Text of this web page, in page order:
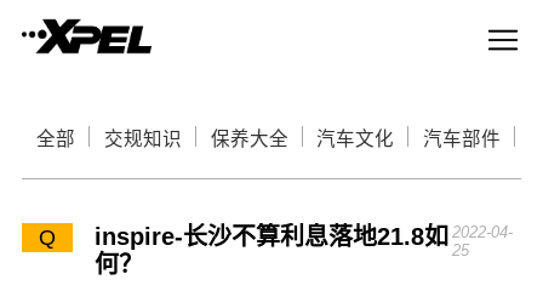
全部 交规知识 保养大全 汽车文化 汽车部件
Q
inspire-长沙不算利息落地21.8如
何？
2022-04-
25